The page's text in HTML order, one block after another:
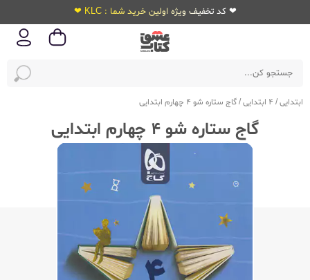
❤ کد تخفیف ویژه اولین خرید شما : KLC ❤
ابتدایی/ 4 ابتدایی /گاج ستاره شو 4 چهارم ابتدایی
گاج ستاره شو 4 چهارم ابتدایی